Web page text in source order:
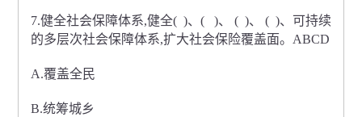
7.健全社会保障体系,健全( )、( )、 ( )、 ( )、可持续
的多层次社会保障体系,扩大社会保险覆盖面。ABCD
A.覆盖全民
B.统筹城乡